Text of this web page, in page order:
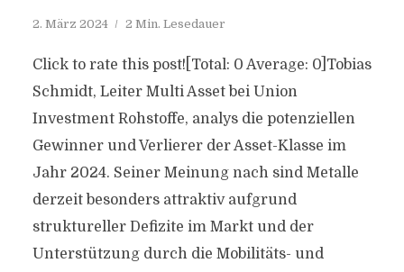
2. März 2024 2 Min. Lesedauer
Click to rate this post![Total: 0 Average: 0]Tobias
Schmidt, Leiter Multi Asset bei Union
Investment Rohstoffe, analys die potenziellen
Gewinner und Verlierer der Asset-Klasse im
Jahr 2024. Seiner Meinung nach sind Metalle
derzeit besonders attraktiv aufgrund
struktureller Defizite im Markt und der
Unterstützung durch die Mobilitäts- und